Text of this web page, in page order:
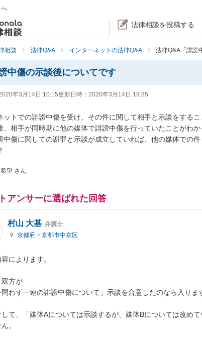
法律相談を投稿する
相談 法律Q&A インターネットの法律Q&A 法律Q&A「誹謗
中傷の示談後についてです
年3月14日 10:15更新日時： 2020年3月14日 19:35
ットでの誹謗中傷を受け、その件に関して相手と示談をするこ
、相手が同時期に他の媒体で誹謗中傷を行っていたことがわ
中傷に関しての謝罪と示談が成立していれば、他の媒体での
望 さん
アンサーに選ばれた回答
村山 大基 弁護士
京都府 > 京都市中京区
によります。
方が
問わず一連の誹謗中傷について」示談を合意したのなら入りま
して、「媒体Aについては示談するが、媒体Bについては改め
。